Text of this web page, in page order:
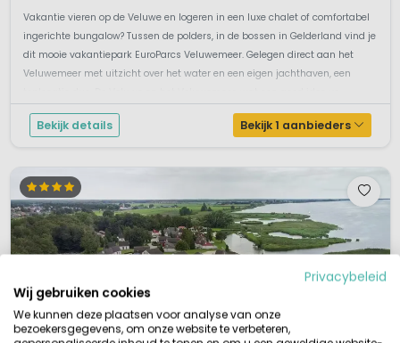
Vakantie vieren op de Veluwe en logeren in een luxe chalet of comfortabel
ingerichte bungalow? Tussen de polders, in de bossen in Gelderland vind je
dit mooie vakantiepark EuroParcs Veluwemeer. Gelegen direct aan het
Veluwemeer met uitzicht over het water en een eigen jachthaven, een
Bekijk details Bekijk 1 aanbieders
Privacybeleid
Wij gebruiken cookies
We kunnen deze plaatsen voor analyse van onze
bezoekersgegevens, om onze website te verbeteren,